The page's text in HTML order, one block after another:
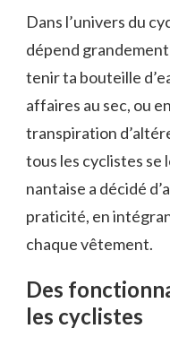
Dans l’univers du
dépend
tenir ta bouteille
affaires au sec, ou
transpiration
tous les cyclistes se
nantaise a décidé
praticité, en
chaque vêtement.
Des
les cyclistes